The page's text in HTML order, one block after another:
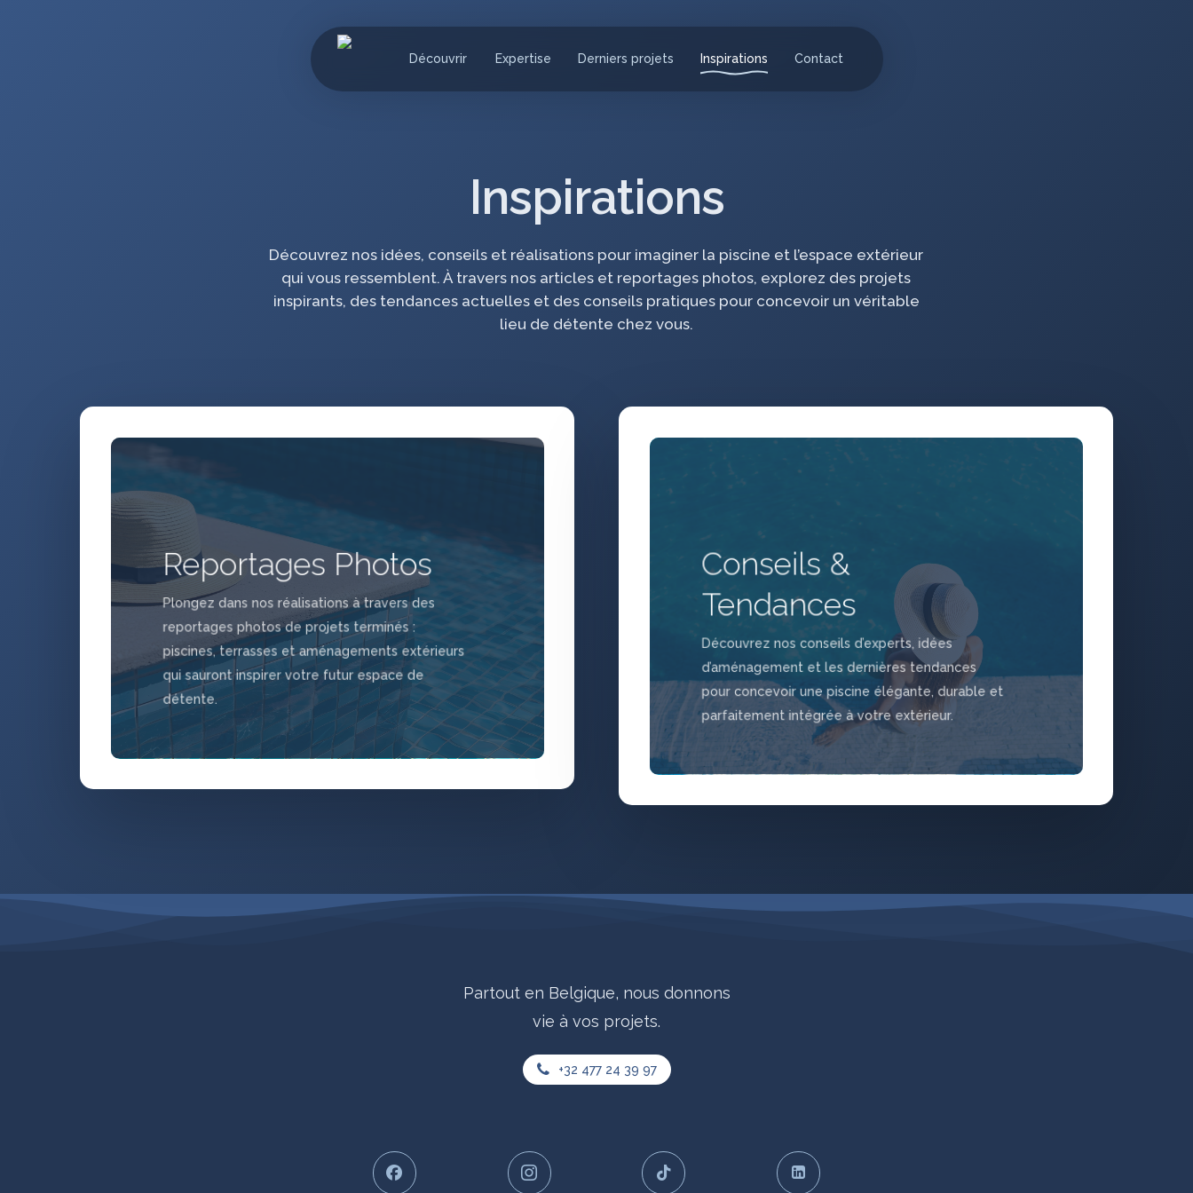
Découvrir Expertise Derniers projets Inspirations Contact
Inspirations
Découvrez nos idées, conseils et réalisations pour imaginer la piscine et l’espace extérieur
qui vous ressemblent. À travers nos articles et reportages photos, explorez des projets
inspirants, des tendances actuelles et des conseils pratiques pour concevoir un véritable
lieu de détente chez vous.
Reportages Photos
Plongez dans nos réalisations à travers des
reportages photos de projets terminés :
piscines, terrasses et aménagements extérieurs
qui sauront inspirer votre futur espace de
détente.
Conseils &
Tendances
Découvrez nos conseils d’experts, idées
d’aménagement et les dernières tendances
pour concevoir une piscine élégante, durable et
parfaitement intégrée à votre extérieur.
Partout en Belgique, nous donnons
vie à vos projets.
+32 477 24 39 97